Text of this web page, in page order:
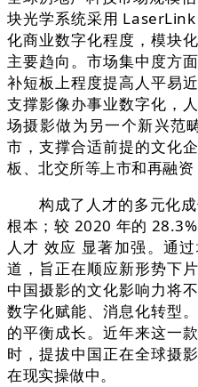
块光学系统采用
化商业数字化程度，模块
主要趋向。市场集中度方
补短板上程度提高人平易
支撑影像办事业数字化，
场摄影做为另一个新兴范
市，支撑合适前提的文化
板、北交所等上市和再融资
构成了人才的多元化成
根本；较 2020 年的
人才 效应 显著加强。通
道，旨正在顺应新形势下
中国摄影的文化影响力将
数字化赋能、消息化转型
的平衡成长。近年来这一
时，提拔中国正在全球摄
在现实操做中。